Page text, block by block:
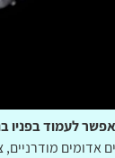
לעמוד בפניו
אדומים